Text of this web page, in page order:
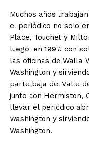
Muchos años
el periódico no solo
Place, Touchet y
luego, en 1997, con
las oficinas de Walla
Washington y
parte baja del Valle
junto con Hermiston,
llevar el periódico
Washington y
Washington.